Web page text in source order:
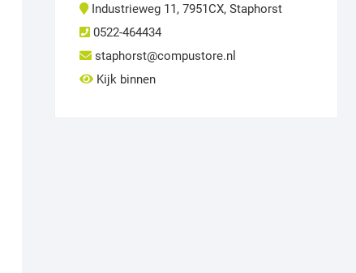
Industrieweg 11, 7951CX, Staphorst
0522-464434
staphorst@compustore.nl
Kijk binnen